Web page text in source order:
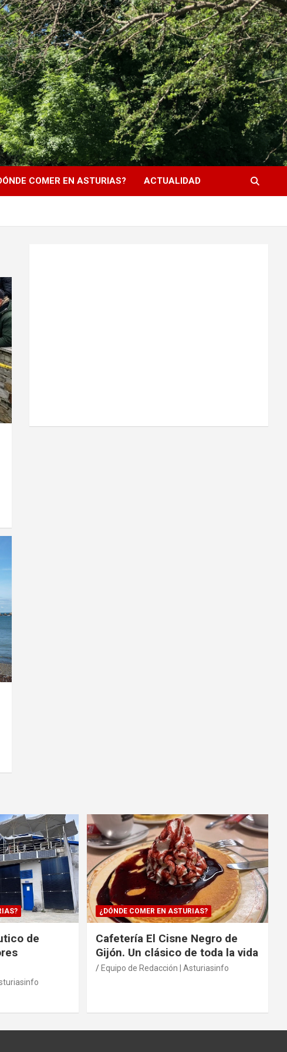
COMER EN ASTURIAS? ACTUALIDAD
de
¿DÓNDE COMER EN ASTURIAS?
Cafetería El Cisne Negro de
Gijón. Un clásico de toda la vida
Equipo de Redacción | Asturiasinfo